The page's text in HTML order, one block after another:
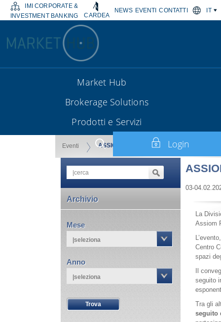
IMI CORPORATE &
INVESTMENT BANKING
CARDEA
NEWS EVENTI CONTATTI IT
Market Hub
Brokerage Solutions
Prodotti e Servizi
Login
Eventi ASSIOM FOREX 2023
03-
La
Assiom
Centro
spazi
Il
seguito
Tra gli
seguito
Archivio
Mese
|seleziona
Anno
|seleziona